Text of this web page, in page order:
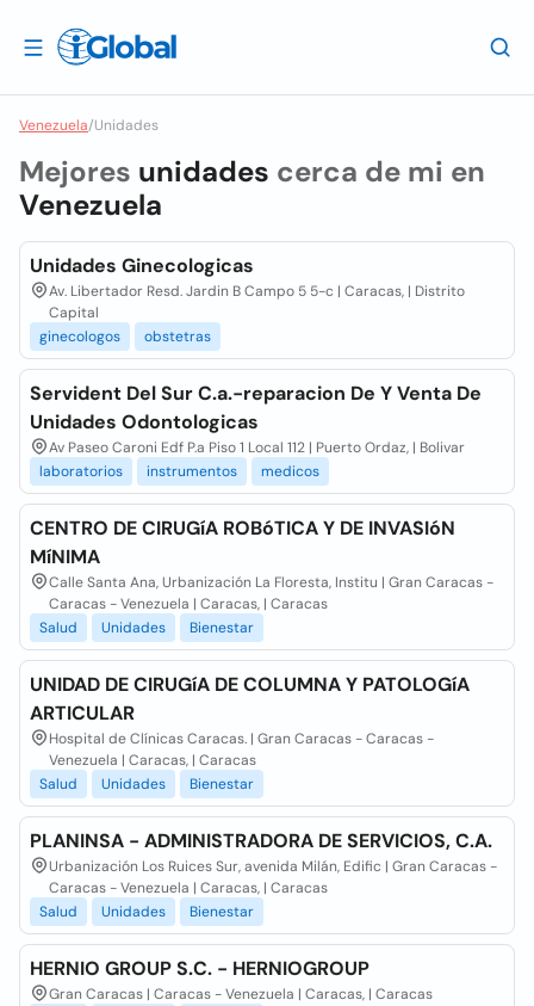
Venezuela/Unidades
Mejores unidades cerca de mi en
Venezuela
Unidades Ginecologicas
Av. Libertador Resd. Jardin B Campo 5 5-c | Caracas, | Distrito
Capital
ginecologos
obstetras
Servident Del Sur C.a.-reparacion De Y Venta De
Unidades Odontologicas
Av Paseo Caroni Edf P.a Piso 1 Local 112 | Puerto Ordaz, | Bolivar
laboratorios
instrumentos medicos
CENTRO DE CIRUGíA ROBóTICA Y DE INVASIóN
MíNIMA
Calle Santa Ana, Urbanización La Floresta, Institu | Gran Caracas -
Caracas - Venezuela | Caracas, | Caracas
Salud
Unidades Bienestar
UNIDAD DE CIRUGíA DE COLUMNA Y PATOLOGíA
ARTICULAR
Hospital de Clínicas Caracas. | Gran Caracas - Caracas -
Venezuela | Caracas, | Caracas
Salud
Unidades Bienestar
PLANINSA - ADMINISTRADORA DE SERVICIOS, C.A.
Urbanización Los Ruices Sur, avenida Milán, Edific | Gran Caracas -
Caracas - Venezuela | Caracas, | Caracas
Salud
Unidades Bienestar
HERNIO GROUP S.C. - HERNIOGROUP
Gran Caracas | Caracas - Venezuela | Caracas, | Caracas